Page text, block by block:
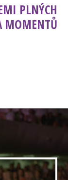
PLNÝCH
MOMENTŮ